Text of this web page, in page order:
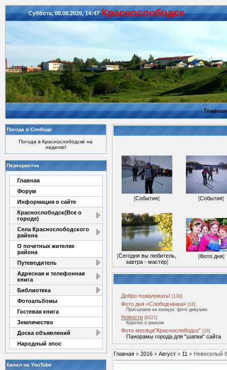
Суббота, 08.08.2026, 14:47 Красноcлободск
Главная
Погода в Слободе
Погода в Краснослободске на
неделю!
Перекресток
Главная
Форум
Информация о сайте
Краснослободск(Все о
городе)
Села Краснослободского
района
О почетных жителях
района
Путеводитель
Адресная и телефонная
книга
Библиотека
Фотоальбомы
Гостевая книга
Землячество
Доска объявлений
Народный эпос
Канал на YouTube
[События] [События]
[Сегодня вы любитель,
завтра - мастер]
[Фото дня]
Добро пожаловать! [130]
Фото дня «Слободчанка» [18]
Присылаем на конкурс фото девушек
Новости [6221]
Коротко о разном
Фото месяца"Краснослободск" [16]
Панорамы города для "шапки" сайта
Главная » 2016 » Август » 11 » Невеселый